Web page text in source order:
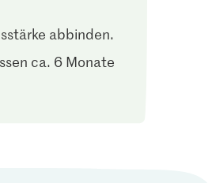
abbinden.
ca. 6 Monate